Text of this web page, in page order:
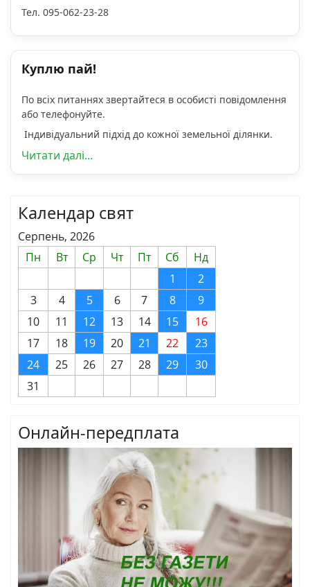
Тел. 095-062-23-28
Куплю пай!
По всіх питаннях звертайтеся в особисті повідомлення
або телефонуйте.
Індивідуальний підхід до кожної земельної ділянки.
Читати далі...
Календар свят
Серпень, 2026
Пн
Вт Ср Чт Пт Сб
Нд
1
2
3
4 5 6 7 8
9
10
11 12 13 14 15
16
17
18 19 20 21 22
23
24
25 26 27 28 29
30
31
Онлайн-передплата